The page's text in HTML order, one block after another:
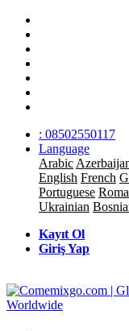
: 08502550117
Language
Arabic
English French
Portuguese
Ukrainian
Kayıt Ol
Giriş Yap